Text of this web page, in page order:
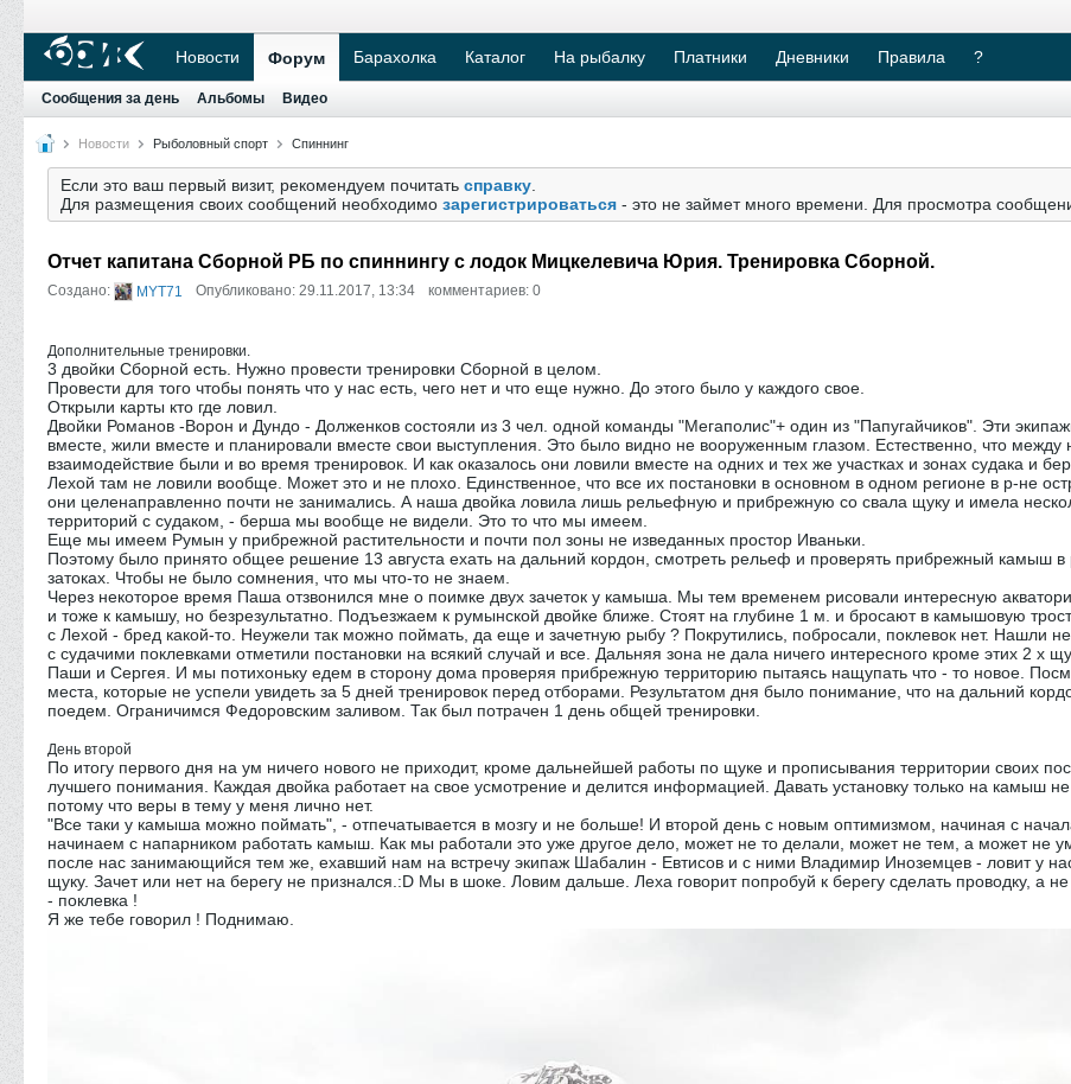
Новости Форум Барахолка Каталог На рыбалку Платники Дневники Правила ?
Сообщения за день Альбомы Видео
Новости Рыболовный спорт Спиннинг
Если это ваш первый визит, рекомендуем почитать справку
Для размещения своих сообщений необходимо зарегистрироваться - это не займет много времени. Для просмотра
Отчет капитана Сборной РБ по спиннингу с лодок Мицкелевича Юрия. Тренировка Сборной.
Создано: MYT71 Опубликовано: 29.11.2017, 13:34 комментариев: 0
Дополнительные тренировки.
3 двойки Сборной есть. Нужно провести тренировки Сборной в целом.
Провести для того чтобы понять что у нас есть, чего нет и что еще нужно. До этого было у каждого свое.
Открыли карты кто где ловил.
Двойки Романов -Ворон и Дундо - Долженков состояли из 3 чел. одной команды "Мегаполис"+ один из "Папугайчиков". Эти
вместе, жили вместе и планировали вместе свои выступления. Это было видно не вооруженным глазом. Естественно, что между
взаимодействие были и во время тренировок. И как оказалось они ловили вместе на одних и тех же участках и зонах судака и
Лехой там не ловили вообще. Может это и не плохо. Единственное, что все их постановки в основном в одном регионе в р-не
они целенаправленно почти не занимались. А наша двойка ловила лишь рельефную и прибрежную со свала щуку и имела
территорий с судаком, - берша мы вообще не видели. Это то что мы имеем.
Еще мы имеем Румын у прибрежной растительности и почти пол зоны не изведанных простор Иваньки.
Поэтому было принято общее решение 13 августа ехать на дальний кордон, смотреть рельеф и проверять прибрежный камыш
затоках. Чтобы не было сомнения, что мы что-то не знаем.
Через некоторое время Паша отзвонился мне о поимке двух зачеток у камыша. Мы тем временем рисовали интересную
и тоже к камышу, но безрезультатно. Подъезжаем к румынской двойке ближе. Стоят на глубине 1 м. и бросают в камышовую
с Лехой - бред какой-то. Неужели так можно поймать, да еще и зачетную рыбу ? Покрутились, побросали, поклевок нет. Нашли
с судачими поклевками отметили постановки на всякий случай и все. Дальняя зона не дала ничего интересного кроме этих 2 х
Паши и Сергея. И мы потихоньку едем в сторону дома проверяя прибрежную территорию пытаясь нащупать что - то новое.
места, которые не успели увидеть за 5 дней тренировок перед отборами. Результатом дня было понимание, что на дальний
поедем. Ограничимся Федоровским заливом. Так был потрачен 1 день общей тренировки.
День второй
По итогу первого дня на ум ничего нового не приходит, кроме дальнейшей работы по щуке и прописывания территории своих
лучшего понимания. Каждая двойка работает на свое усмотрение и делится информацией. Давать установку только на камыш
потому что веры в тему у меня лично нет.
"Все таки у камыша можно поймать", - отпечатывается в мозгу и не больше! И второй день с новым оптимизмом, начиная с
начинаем с напарником работать камыш. Как мы работали это уже другое дело, может не то делали, может не тем, а может не
после нас занимающийся тем же, ехавший нам на встречу экипаж Шабалин - Евтисов и с ними Владимир Иноземцев - ловит у
щуку. Зачет или нет на берегу не признался.:D Мы в шоке. Ловим дальше. Леха говорит попробуй к берегу сделать проводку, а
- поклевка !
Я же тебе говорил ! Поднимаю.